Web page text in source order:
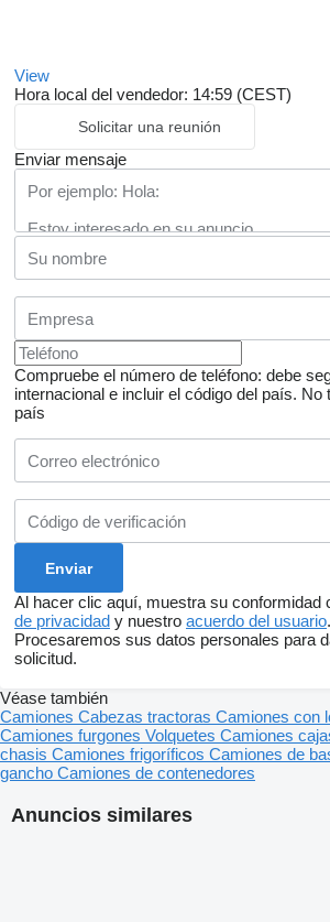
View
Hora local del vendedor: 14:59 (CEST)
Solicitar una reunión
Enviar mensaje
Compruebe el número de teléfono: debe
internacional e incluir el código del país. No
país
Al hacer clic aquí, muestra su conformidad
de privacidad y nuestro acuerdo del usuario.
Procesaremos sus datos personales para
solicitud.
Anuncios similares
Véase también
Camiones Cabezas tractoras Camiones con
Camiones furgones Volquetes Camiones
chasis Camiones frigoríficos Camiones de
gancho Camiones de contenedores